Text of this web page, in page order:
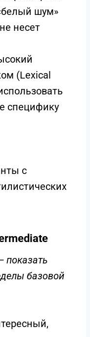
шум»
несет
(Lexical
специфику
с
показать
базовой